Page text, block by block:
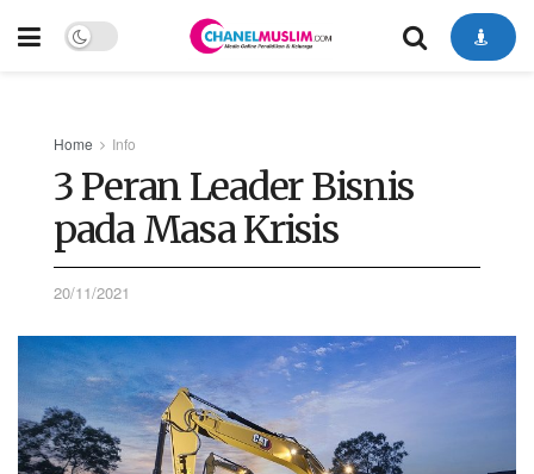
Home Info
3 Peran Leader Bisnis
pada Masa Krisis
20/11/2021